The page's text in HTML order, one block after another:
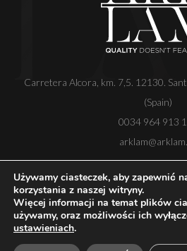
Carretera Alcora, km. 7,5. 12130.
(Spain)
0034 964 913
Copyright Nota prawna
Polityka plików cookie
Używamy ciasteczek, aby zapewnić
korzystania z naszej witryny.
Więcej informacji na temat plików
używamy, oraz możliwości ich
ustawieniach.